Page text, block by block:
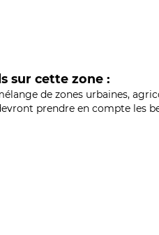
sur cette zone :
de zones urbaines,
prendre en compte les